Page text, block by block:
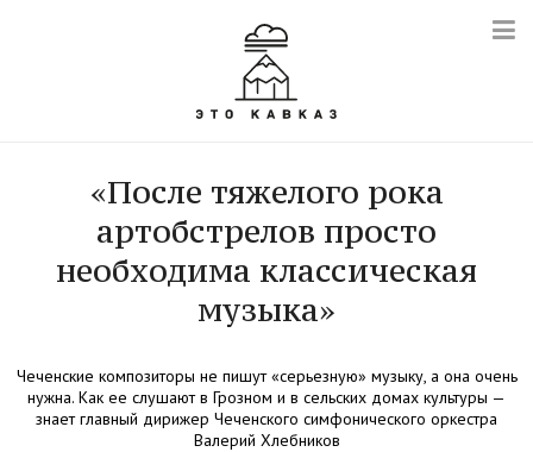
«После тяжелого рока
артобстрелов просто
необходима классическая
музыка»
Чеченские композиторы не пишут «серьезную» музыку, а она очень
нужна. Как ее слушают в Грозном и в сельских домах культуры —
знает главный дирижер Чеченского симфонического оркестра
Валерий Хлебников